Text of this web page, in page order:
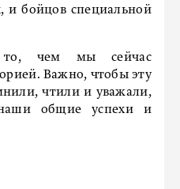
и бойцов специальной
чем мы сейчас
Важно, чтобы эту
чтили и уважали,
общие успехи и